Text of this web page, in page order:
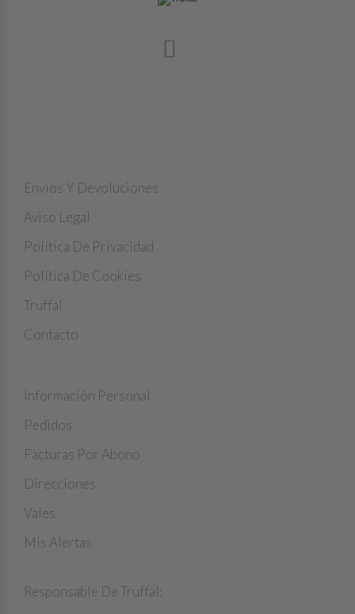
Envíos Y Devoluciones
Aviso Legal
Política De Privacidad
Política De Cookies
Truffal
Contacto
Información Personal
Pedidos
Facturas Por Abono
Direcciones
Vales
Mis Alertas
Responsable De Truffal: